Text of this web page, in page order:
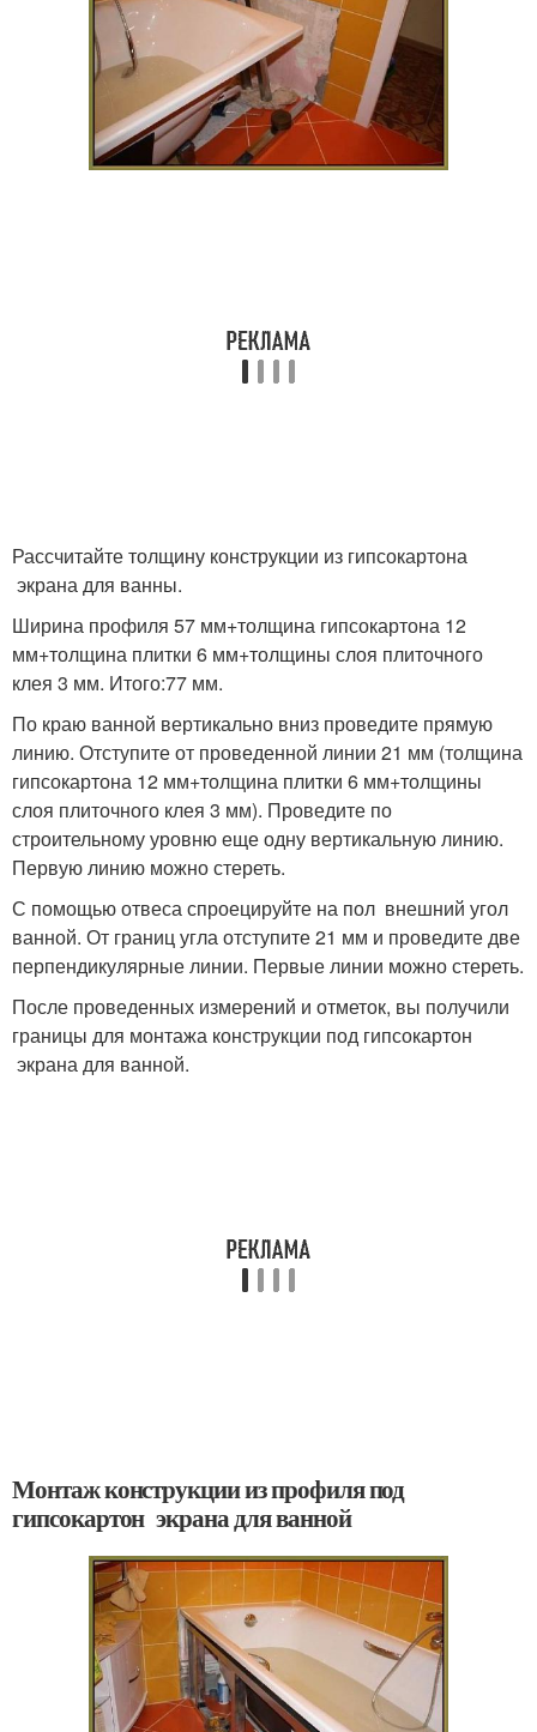
Рассчитайте толщину конструкции из гипсокартона
экрана для ванны.
Ширина профиля 57 мм+толщина гипсокартона 12
мм+толщина плитки 6 мм+толщины слоя плиточного
клея 3 мм. Итого:77 мм.
По краю ванной вертикально вниз проведите прямую
линию. Отступите от проведенной линии 21 мм (толщина
гипсокартона 12 мм+толщина плитки 6 мм+толщины
слоя плиточного клея 3 мм). Проведите по
строительному уровню еще одну вертикальную линию.
Первую линию можно стереть.
С помощью отвеса спроецируйте на пол внешний угол
ванной. От границ угла отступите 21 мм и проведите две
перпендикулярные линии. Первые линии можно стереть.
После проведенных измерений и отметок, вы получили
границы для монтажа конструкции под гипсокартон
экрана для ванной.
Монтаж конструкции из профиля под
гипсокартон экрана для ванной